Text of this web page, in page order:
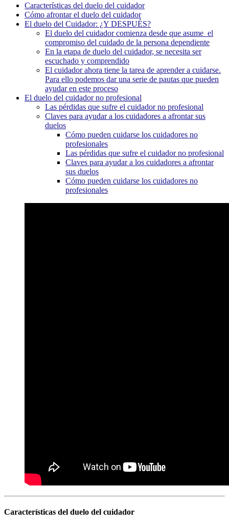
Características del duelo del cuidador
Cómo afrontar el duelo del cuidador
El duelo del Cuidador: ¿Y DESPUÉS?
El duelo del cuidador comienza desde que asume el
compromiso del cuidado de la persona dependiente
En la etapa de duelo del cuidador, se necesita ser
escuchado y comprendido
El cuidador ahora tiene la tarea de aprender a cuidarse.
Para ello podemos dar una serie de pautas que pueden
ayudar en este proceso
El duelo del cuidador no profesional
Las pérdidas que sufre el cuidador no profesional
Claves para ayudar a los cuidadores a afrontar sus
duelos
Cómo pueden cuidarse los cuidadores no
profesionales
Las pérdidas que sufre el cuidador no profesional
Claves para ayudar a los cuidadores a afrontar
sus duelos
Cómo pueden cuidarse los cuidadores no
profesionales
Características del duelo del cuidador